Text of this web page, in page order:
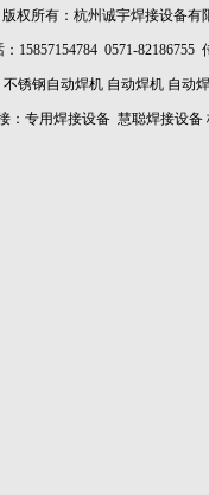
版权所有：杭州诚宇焊接设备
：15857154784 0571-
不锈钢自动焊机 自动焊机 自动
：专用焊接设备 慧聪焊接设备